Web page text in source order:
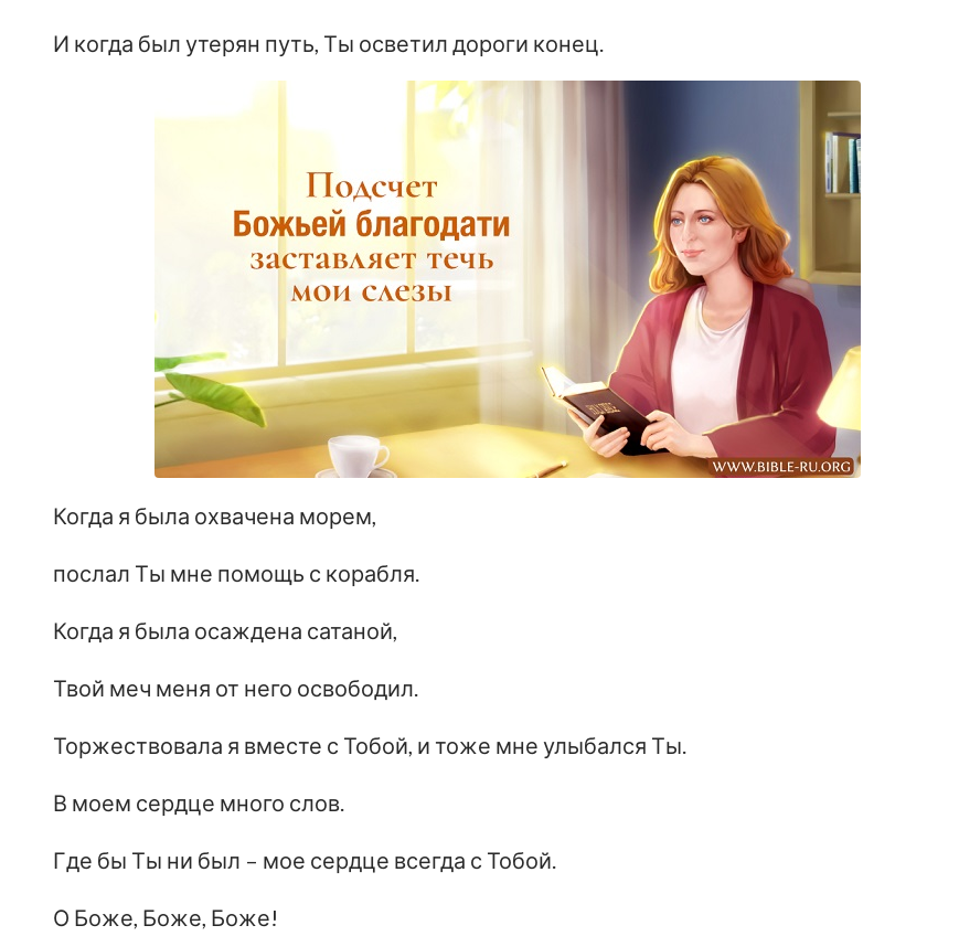
И когда был утерян путь, Ты осветил дороги конец.
Когда я была охвачена морем,
послал Ты мне помощь с корабля.
Когда я была осаждена сатаной,
Твой меч меня от него освободил.
Торжествовала я вместе с Тобой, и тоже мне улыбался Ты.
В моем сердце много слов.
Где бы Ты ни был – мое сердце всегда с Тобой.
О Боже, Боже, Боже!